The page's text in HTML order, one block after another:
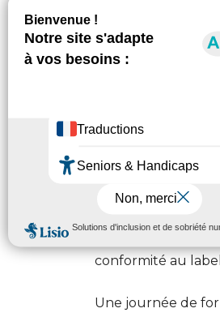
crédibiliser la
contrôle. Pour
avec Travelife,
pratiques des
Les opérateurs
personnalisé et
signature de
« labellisation en
l’audit par
conformité au
Une journée de